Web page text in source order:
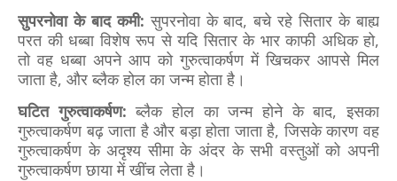
सुपरनोवा के बाद कमी: सुपरनोवा के बाद, बचे रहे सितार के बाह्य
परत की धब्बा विशेष रूप से यदि सितार के भार काफी अधिक हो,
तो वह धब्बा अपने आप को गुरुत्वाकर्षण में खिचकर आपसे मिल
जाता है, और ब्लैक होल का जन्म होता है।
घटित गुरुत्वाकर्षण: ब्लैक होल का जन्म होने के बाद, इसका
गुरुत्वाकर्षण बढ़ जाता है और बड़ा होता जाता है, जिसके कारण वह
गुरुत्वाकर्षण के अदृश्य सीमा के अंदर के सभी वस्तुओं को अपनी
गुरुत्वाकर्षण छाया में खींच लेता है।